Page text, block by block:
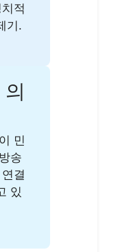
적
기.
민
송
결
있